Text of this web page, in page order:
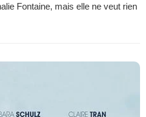
Fontaine, mais elle ne veut rien